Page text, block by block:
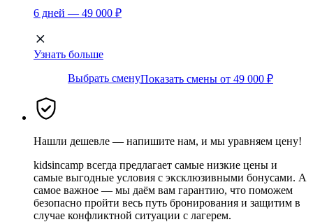
6 дней — 49 000 ₽
Узнать больше
Выбрать сменуПоказать смены от 49 000 ₽
Нашли дешевле — напишите нам, и мы уравняем цену!
kidsincamp всегда предлагает самые низкие цены и
самые выгодные условия с эксклюзивными бонусами. А
самое важное — мы даём вам гарантию, что поможем
безопасно пройти весь путь бронирования и защитим в
случае конфликтной ситуации с лагерем.